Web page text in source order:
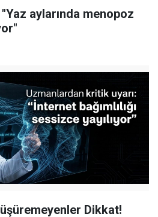
"Yaz aylarında menopoz
Dikkat!